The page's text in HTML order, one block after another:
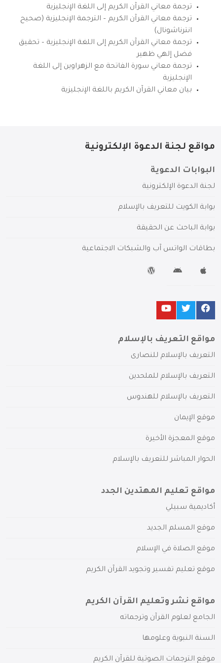
ترجمة معاني القرآن الكريم إلى اللغة الإنجليزية
ترجمة معاني القرآن الكريم – الترجمة الإنجليزية (صحيح
انترناشونال)
ترجمة معاني القرآن الكريم إلى اللغة الإنجليزية – تحقيق
فضل إلهي ظهير
ترجمة معاني سورة الفاتحة مع الزهراوين إلى اللغة
الإنجليزية
بيان معاني القرآن الكريم باللغة الإنجليزية
مواقع لجنة الدعوة الإلكترونية
البوابات الدعوية
لجنة الدعوة الإلكترونية
بوابة الكويت للتعريف بالإسلام
بوابة الباحث عن الحقيقة
بطاقات الواتس آب والشبكات الاجتماعية
مواقع التعريف بالإسلام
التعريف بالإسلام للنصارى
التعريف بالإسلام للملحدين
التعريف بالإسلام للهندوس
موقع الإيمان
موقع المعجزة الأخيرة
الحوار المباشر للتعريف بالإسلام
مواقع تعليم المهتدين الجدد
أكاديمية سبيلي
موقع المسلم الجديد
موقع الصلاة في الإسلام
موقع تعليم تفسير وتجويد القرآن الكريم
مواقع نشر وتعليم القرآن الكريم
الجامع لعلوم القرآن وترجماته
السنة النبوية وعلومها
موقع الترجمات الصوتية للقرآن الكريم